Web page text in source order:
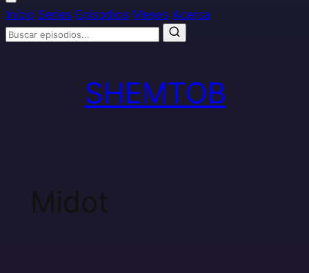
Inicio Series Episodios Meses Acerca
SHEMTOB
Midot